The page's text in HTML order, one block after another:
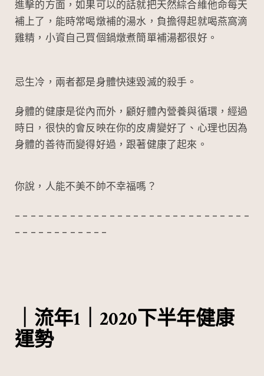
進擊的方面，如果可以的話就把天然綜合維他命每天
補上了，能時常喝燉補的湯水，負擔得起就喝燕窩滴
雞精，小資自己買個鍋燉煮簡單補湯都很好。
忌生冷，兩者都是身體快速毀滅的殺手。
身體的健康是從內而外，顧好體內營養與循環，經過
時日，很快的會反映在你的皮膚變好了、心理也因為
身體的善待而變得好過，跟著健康了起來。
你說，人能不美不帥不幸福嗎？
– – – – – – – – – – – – – – – – – – – – – – – – – – – – – –
– – – – – – – – – – – –
｜流年1｜2020下半年健康
運勢